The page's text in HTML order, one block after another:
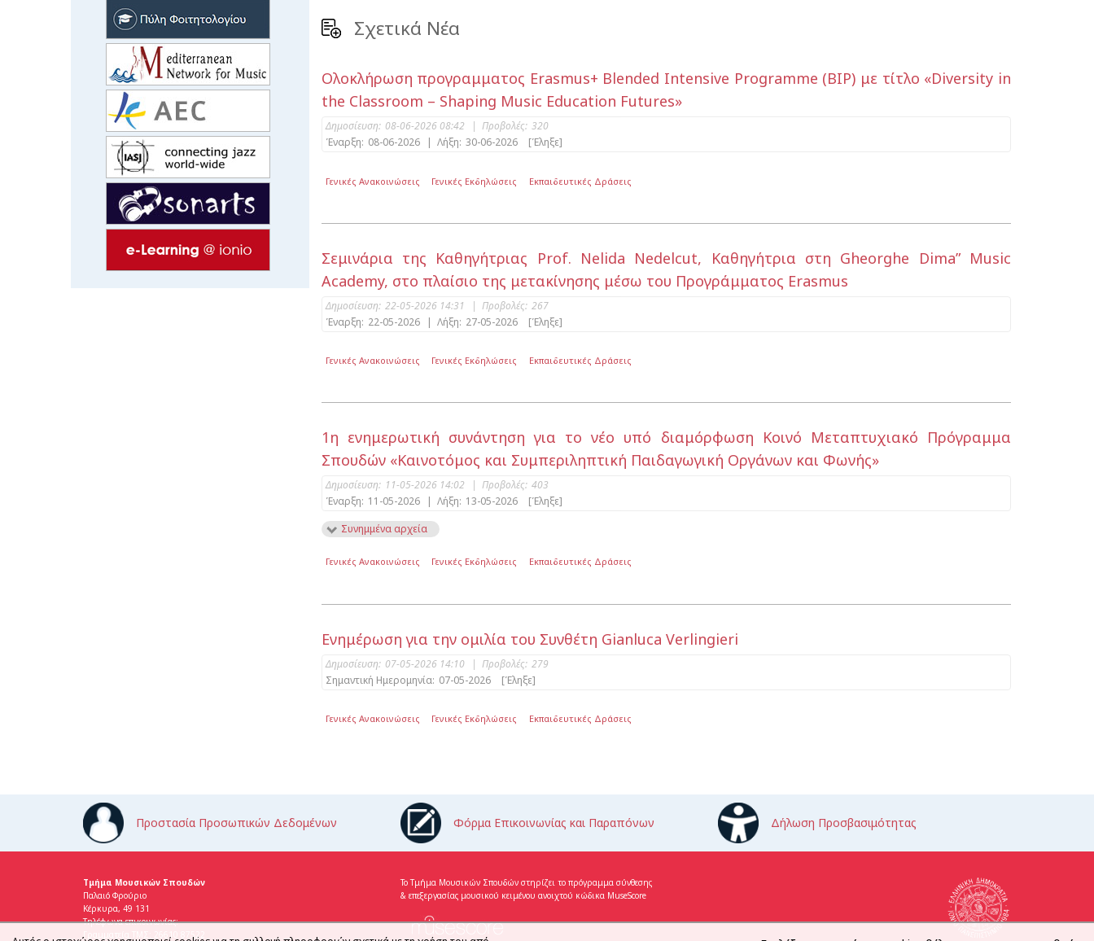
Σχετικά Νέα
Ολοκλήρωση προγραμματος Erasmus+ Blended Intensive Programme (BIP) με τίτλο «Diversity in
the Classroom – Shaping Music Education Futures»
Δημοσίευση: 08-06-2026 08:42 | Προβολές: 320
Έναρξη: 08-06-2026 | Λήξη: 30-06-2026 [Έληξε]
Γενικές Ανακοινώσεις Γενικές Εκδηλώσεις Εκπαιδευτικές Δράσεις
Σεμινάρια της Καθηγήτριας Prof. Nelida Nedelcut, Καθηγήτρια στη Gheorghe Dima” Music
Academy, στο πλαίσιο της μετακίνησης μέσω του Προγράμματος Erasmus
Δημοσίευση: 22-05-2026 14:31 | Προβολές: 267
Έναρξη: 22-05-2026 | Λήξη: 27-05-2026 [Έληξε]
Γενικές Ανακοινώσεις Γενικές Εκδηλώσεις Εκπαιδευτικές Δράσεις
1η ενημερωτική συνάντηση για το νέο υπό διαμόρφωση Κοινό Μεταπτυχιακό Πρόγραμμα
Σπουδών «Καινοτόμος και Συμπεριληπτική Παιδαγωγική Οργάνων και Φωνής»
Δημοσίευση: 11-05-2026 14:02 | Προβολές: 403
Έναρξη: 11-05-2026 | Λήξη: 13-05-2026
[Έληξε]
Συνημμένα αρχεία
Γενικές Ανακοινώσεις Γενικές Εκδηλώσεις Εκπαιδευτικές Δράσεις
Ενημέρωση για την ομιλία του Συνθέτη Gianluca Verlingieri
Δημοσίευση: 07-05-2026 14:10 | Προβολές: 279
Σημαντική Ημερομηνία: 07-05-2026 [Έληξε]
Γενικές Ανακοινώσεις Γενικές Εκδηλώσεις Εκπαιδευτικές Δράσεις
Προστασία Προσωπικών Δεδομένων Φόρμα Επικοινωνίας και Παραπόνων Δήλωση Προσβασιμότητας
Τμήμα Μουσικών Σπουδών
Παλαιό Φρούριο
Κέρκυρα, 49 131
Τηλέφωνα επικοινωνίας:
Γραμματεία ΤΜΣ: 26610 87522
Το Τμήμα Μουσικών Σπουδών στηρίζει το πρόγραμμα σύνθεσης
& επεξεργασίας μουσικού κειμένου ανοιχτού κώδικα MuseScore